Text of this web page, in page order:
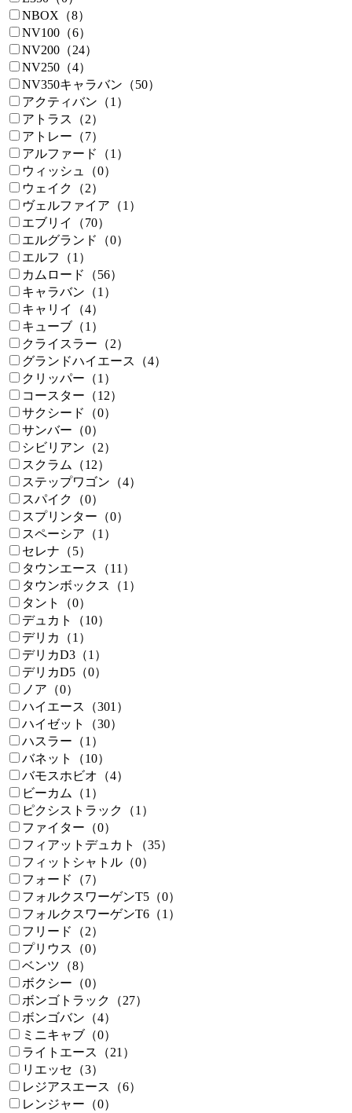
NBOX（8）
NV100（6）
NV200（24）
NV250（4）
NV350キャラバン（50）
アクティバン（1）
アトラス（2）
アトレー（7）
アルファード（1）
ウィッシュ（0）
ウェイク（2）
ヴェルファイア（1）
エブリイ（70）
エルグランド（0）
エルフ（1）
カムロード（56）
キャラバン（1）
キャリイ（4）
キューブ（1）
クライスラー（2）
グランドハイエース（4）
クリッパー（1）
コースター（12）
サクシード（0）
サンバー（0）
シビリアン（2）
スクラム（12）
ステップワゴン（4）
スパイク（0）
スプリンター（0）
スペーシア（1）
セレナ（5）
タウンエース（11）
タウンボックス（1）
タント（0）
デュカト（10）
デリカ（1）
デリカD3（1）
デリカD5（0）
ノア（0）
ハイエース（301）
ハイゼット（30）
ハスラー（1）
バネット（10）
バモスホビオ（4）
ビーカム（1）
ピクシストラック（1）
ファイター（0）
フィアットデュカト（35）
フィットシャトル（0）
フォード（7）
フォルクスワーゲンT5（0）
フォルクスワーゲンT6（1）
フリード（2）
プリウス（0）
ベンツ（8）
ボクシー（0）
ボンゴトラック（27）
ボンゴバン（4）
ミニキャブ（0）
ライトエース（21）
リエッセ（3）
レジアスエース（6）
レンジャー（0）